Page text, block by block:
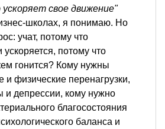
ускоряет свое движение"
школах, я понимаю. Но
учат, потому что
ускоряется, потому что
гонится? Кому нужны
физические перенагрузки,
и депрессии, кому нужно
благосостояния
баланса и